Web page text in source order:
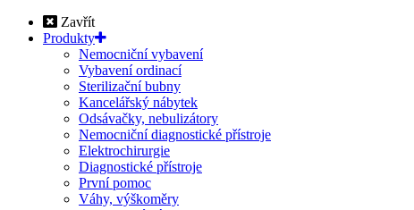
Zavřít
Produkty
Nemocniční vybavení
Vybavení ordinací
Sterilizační bubny
Kancelářský nábytek
Odsávačky, nebulizátory
Nemocniční diagnostické přístroje
Elektrochirurgie
Diagnostické přístroje
První pomoc
Váhy, výškoměry